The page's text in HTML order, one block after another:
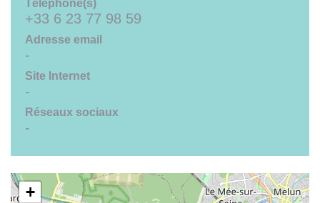
Téléphone(s)
+33 6 23 77 98 59
Adresse email
-
Site Internet
-
Réseaux sociaux
-
+